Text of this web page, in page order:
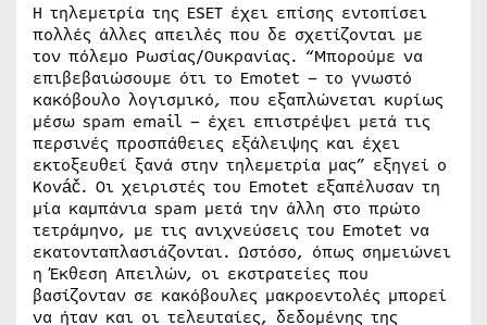
Η τηλεμετρία της ESET έχει επίσης εντοπίσει
πολλές άλλες απειλές που δε σχετίζονται με
τον πόλεμο Ρωσίας/Ουκρανίας. “Μπορούμε να
επιβεβαιώσουμε ότι το Emotet – το γνωστό
κακόβουλο λογισμικό, που εξαπλώνεται κυρίως
μέσω spam email – έχει επιστρέψει μετά τις
περσινές προσπάθειες εξάλειψης και έχει
εκτοξευθεί ξανά στην τηλεμετρία μας” εξηγεί ο
Kováč. Οι χειριστές του Emotet εξαπέλυσαν τη
μία καμπάνια spam μετά την άλλη στο πρώτο
τετράμηνο, με τις ανιχνεύσεις του Emotet να
εκατονταπλασιάζονται. Ωστόσο, όπως σημειώνει
η Έκθεση Απειλών, οι εκστρατείες που
βασίζονταν σε κακόβουλες μακροεντολές μπορεί
να ήταν και οι τελευταίες, δεδομένης της